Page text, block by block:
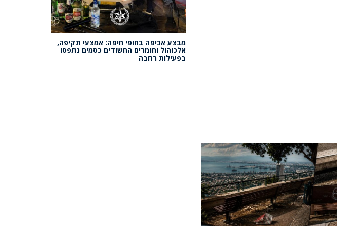
מבצע אכיפה בחופי חיפה: אמצעי תקיפה,
אלכוהול וחומרים החשודים כסמים נתפסו
בפעילות רחבה